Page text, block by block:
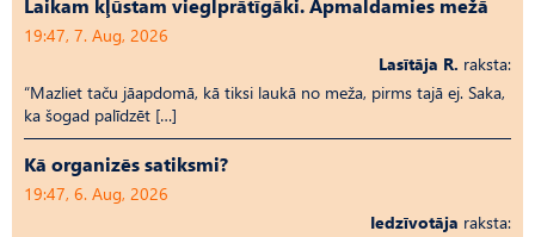
Laikam kļūstam vieglprātīgāki. Apmaldamies mežā
19:47, 7. Aug, 2026
Lasītāja R. raksta:
“Mazliet taču jāapdomā, kā tiksi laukā no meža, pirms tajā ej. Saka,
ka šogad palīdzēt […]
Kā organizēs satiksmi?
19:47, 6. Aug, 2026
Iedzīvotāja raksta: